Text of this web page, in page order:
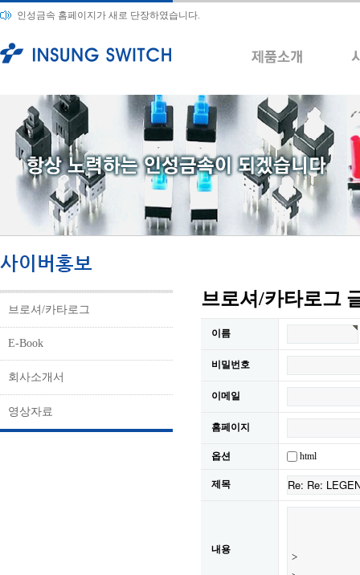
인성금속 홈페이지가 새로 단장하였습니다.
브로셔/카타로그
E-Book
회사소개서
영상자료
브로셔/카타로그
이름
비밀번호
이메일
홈페이지
옵션 html
제목
내용